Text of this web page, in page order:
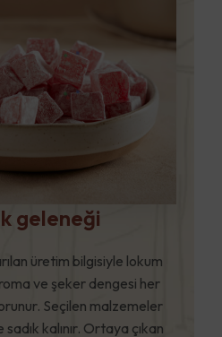
geleneği
üretim bilgisiyle lokum
ve şeker dengesi her
Seçilen malzemeler
kalınır. Ortaya çıkan